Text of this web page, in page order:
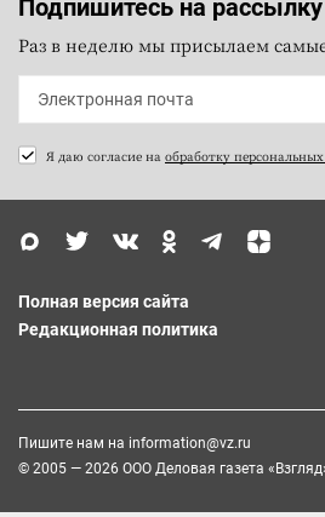
Подпишитесь на рассылку
Раз в неделю мы присылаем
Я даю согласие на обработку
Полная версия сайта
Редакционная политика
Пишите нам на information@vz.ru
© 2005 — 2026 ООО Деловая газета